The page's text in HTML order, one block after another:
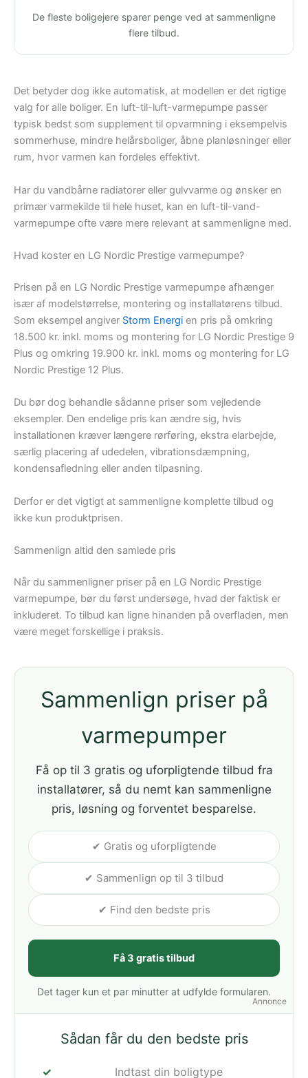
De fleste boligejere sparer penge ved at sammenligne
flere tilbud.
Det betyder dog ikke automatisk, at modellen er det rigtige
valg for alle boliger. En luft-til-luft-varmepumpe passer
typisk bedst som supplement til opvarmning i eksempelvis
sommerhuse, mindre helårsboliger, åbne planløsninger eller
rum, hvor varmen kan fordeles effektivt.
Har du vandbårne radiatorer eller gulvvarme og ønsker en
primær varmekilde til hele huset, kan en luft-til-vand-
varmepumpe ofte være mere relevant at sammenligne med.
Hvad koster en LG Nordic Prestige varmepumpe?
Prisen på en LG Nordic Prestige varmepumpe afhænger
især af modelstørrelse, montering og installatørens tilbud.
Som eksempel angiver Storm Energi en pris på omkring
18.500 kr. inkl. moms og montering for LG Nordic Prestige 9
Plus og omkring 19.900 kr. inkl. moms og montering for LG
Nordic Prestige 12 Plus.
Du bør dog behandle sådanne priser som vejledende
eksempler. Den endelige pris kan ændre sig, hvis
installationen kræver længere rørføring, ekstra elarbejde,
særlig placering af udedelen, vibrationsdæmpning,
kondensafledning eller anden tilpasning.
Derfor er det vigtigt at sammenligne komplette tilbud og
ikke kun produktprisen.
Sammenlign altid den samlede pris
Når du sammenligner priser på en LG Nordic Prestige
varmepumpe, bør du først undersøge, hvad der faktisk er
inkluderet. To tilbud kan ligne hinanden på overfladen, men
være meget forskellige i praksis.
Annonce
Sammenlign priser på
varmepumper
Få op til 3 gratis og uforpligtende tilbud fra
installatører, så du nemt kan sammenligne
pris, løsning og forventet besparelse.
✔ Gratis og uforpligtende
✔ Sammenlign op til 3 tilbud
✔ Find den bedste pris
Få 3 gratis tilbud
Det tager kun et par minutter at udfylde formularen.
Sådan får du den bedste pris
Indtast din boligtype